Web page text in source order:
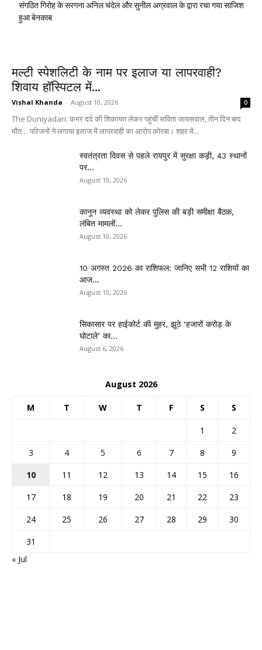
संगठित गिरोह के सरगना अनिल चंदेल और सुनील अग्रवाल के द्वारा रचा गया साजिश
हुआ बेनकाब
मल्टी स्पेशलिटी के नाम पर इलाज या लापरवाही?
शिवाय हॉस्पिटल में...
Vishal Khanda - August 10, 2026 0
The Duniyadari: कमर दर्द की शिकायत लेकर पहुंचीं सविता जायसवाल, तीन दिन बाद
मौत… परिजनों ने लगाया इलाज में लापरवाही का आरोप कोरबा। शहर में...
स्वतंत्रता दिवस से पहले रायपुर में सुरक्षा कड़ी, 43 स्थानों
पर...
August 10, 2026
कानून व्यवस्था को लेकर पुलिस की बड़ी समीक्षा बैठक,
लंबित मामलों...
August 10, 2026
10 अगस्त 2026 का राशिफल: जानिए सभी 12 राशियों का
आज...
August 10, 2026
सिकासार पर हाईकोर्ट की मुहर, झूठे ‘हजारों करोड़ के
घोटाले’ का...
August 6, 2026
August 2026
M T W T F S S
1
2
3
4 5 6 7 8
9
10
11 12 13 14 15
16
17
18 19 20 21 22
23
24
25 26 27 28 29
30
31
« Jul